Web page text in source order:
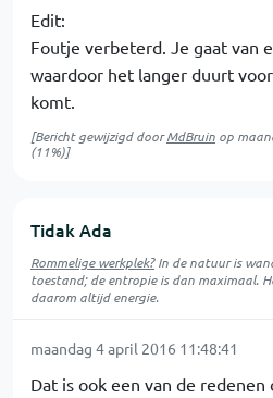
Edit:
Foutje verbeterd. Je gaat van
waardoor het langer duurt
komt.
[Bericht gewijzigd doorMdBruin op
(11%)]
Tidak Ada
Rommelige werkplek?In de natuur is
toestand; de entropie is dan maximaal.
daarom altijd energie.
maandag 4 april 2016 11:48:41
Dat is ook een van de redenen